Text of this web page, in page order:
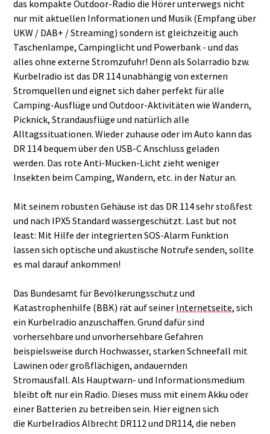
das kompakte Outdoor-Radio die Hörer unterwegs nicht
nur mit aktuellen Informationen und Musik (Empfang über
UKW / DAB+ / Streaming) sondern ist gleichzeitig auch
Taschenlampe, Campinglicht und Powerbank - und das
alles ohne externe Stromzufuhr! Denn als Solarradio bzw.
Kurbelradio ist das DR 114 unabhängig von externen
Stromquellen und eignet sich daher perfekt für alle
Camping-Ausflüge und Outdoor-Aktivitäten wie Wandern,
Picknick, Strandausflüge und natürlich alle
Alltagssituationen. Wieder zuhause oder im Auto kann das
DR 114 bequem über den USB-C Anschluss geladen
werden. Das rote Anti-Mücken-Licht zieht weniger
Insekten beim Camping, Wandern, etc. in der Natur an.
Mit seinem robusten Gehäuse ist das DR 114 sehr stoßfest
und nach IPX5 Standard wassergeschützt. Last but not
least: Mit Hilfe der integrierten SOS-Alarm Funktion
lassen sich optische und akustische Notrufe senden, sollte
es mal darauf ankommen!
Das Bundesamt für Bevölkerungsschutz und
Katastrophenhilfe (BBK) rät auf seiner Internetseite, sich
ein Kurbelradio anzuschaffen. Grund dafür sind
vorhersehbare und unvorhersehbare Gefahren
beispielsweise durch Hochwasser, starken Schneefall mit
Lawinen oder großflächigen, andauernden
Stromausfall. Als Hauptwarn- und Informationsmedium
bleibt oft nur ein Radio. Dieses muss mit einem Akku oder
einer Batterien zu betreiben sein. Hier eignen sich
die Kurbelradios Albrecht DR112 und DR114, die neben